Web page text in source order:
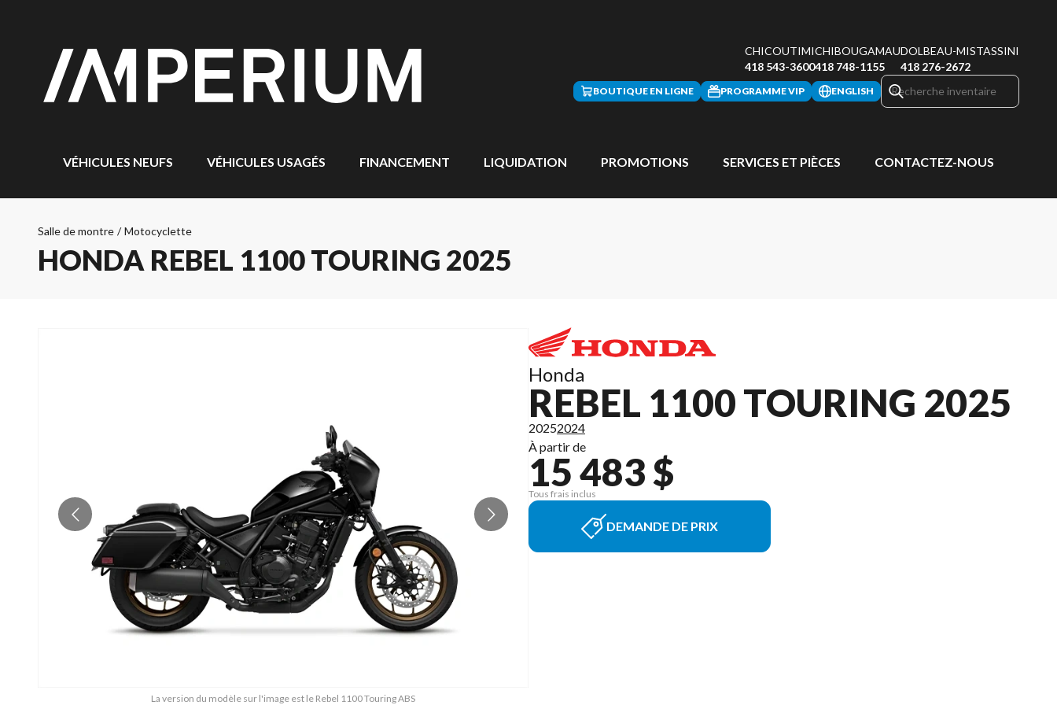
CHICOUTIMI
418 543-3600
CHIBOUGAMAU
418 748-1155
DOLBEAU-MISTASSINI
418 276-2672
BOUTIQUE EN LIGNE PROGRAMME VIP ENGLISH
VÉHICULES NEUFS VÉHICULES USAGÉS FINANCEMENT LIQUIDATION PROMOTIONS SERVICES ET PIÈCES CONTACTEZ-NOUS
Salle de montre / Motocyclette
HONDA REBEL 1100 TOURING 2025
La version du modèle sur l'image est le Rebel 1100 Touring ABS
Honda
REBEL 1100 TOURING 2025
20252024
À partir de
15 483 $
Tous frais inclus
DEMANDE DE PRIX